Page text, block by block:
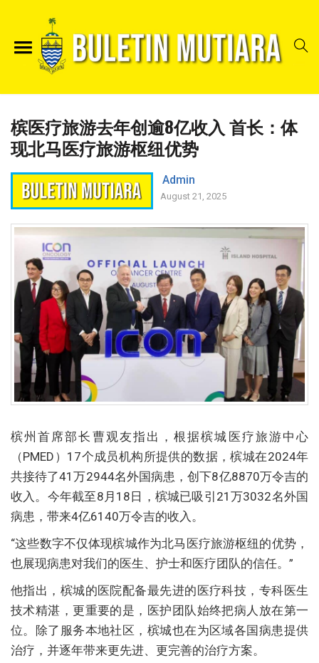
槟医疗旅游去年创逾8亿收入 首长：体
现北马医疗旅游枢纽优势
Admin
August 21, 2025
槟州首席部长曹观友指出，根据槟城医疗旅游中心
（PMED）17个成员机构所提供的数据，槟城在2024年
共接待了41万2944名外国病患，创下8亿8870万令吉的
收入。今年截至8月18日，槟城已吸引21万3032名外国
病患，带来4亿6140万令吉的收入。
“这些数字不仅体现槟城作为北马医疗旅游枢纽的优势，
也展现病患对我们的医生、护士和医疗团队的信任。”
他指出，槟城的医院配备最先进的医疗科技，专科医生
技术精湛，更重要的是，医护团队始终把病人放在第一
位。除了服务本地社区，槟城也在为区域各国病患提供
治疗，并逐年带来更先进、更完善的治疗方案。